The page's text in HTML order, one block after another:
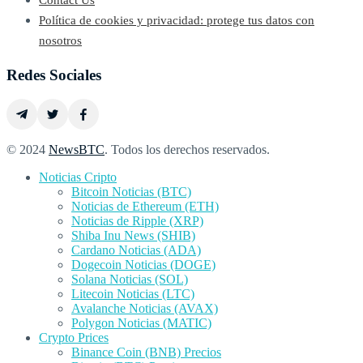
Política de cookies y privacidad: protege tus datos con
nosotros
Redes Sociales
© 2024 NewsBTC. Todos los derechos reservados.
Noticias Cripto
Bitcoin Noticias (BTC)
Noticias de Ethereum (ETH)
Noticias de Ripple (XRP)
Shiba Inu News (SHIB)
Cardano Noticias (ADA)
Dogecoin Noticias (DOGE)
Solana Noticias (SOL)
Litecoin Noticias (LTC)
Avalanche Noticias (AVAX)
Polygon Noticias (MATIC)
Crypto Prices
Binance Coin (BNB) Precios